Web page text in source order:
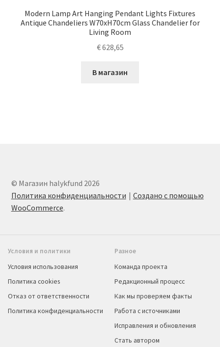
Modern Lamp Art Hanging Pendant Lights Fixtures
Antique Chandeliers W70xH70cm Glass Chandelier for
Living Room
€628,65
В магазин
© Магазин halykfund 2026
Политика конфиденциальности
Создано с помощью
WooCommerce.
Условия и политики
Условия использования
Политика cookies
Отказ от ответственности
Политика конфиденциальности
Разное
Команда проекта
Редакционный процесс
Как мы проверяем факты
Работа с источниками
Исправления и обновления
Стать автором